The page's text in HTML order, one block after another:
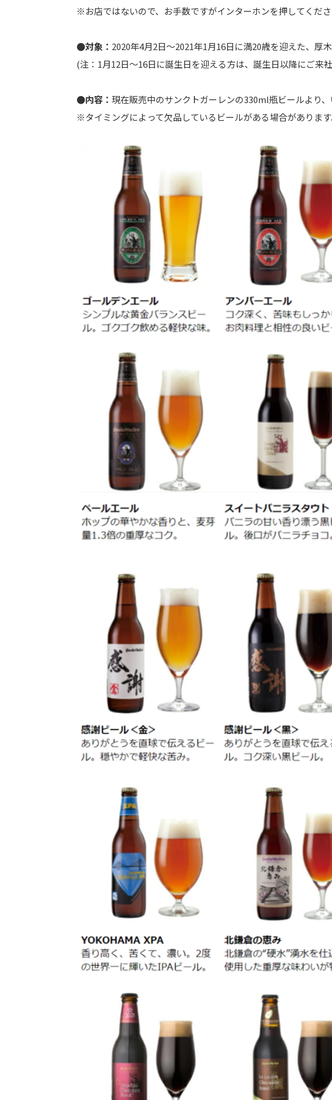
※お店ではないので、お手数ですがインターホンを押してくだ
●対象： 2020年4月2日〜2021年1月16日に満20歳を迎えた、厚
(注：1月12日〜16日に誕生日を迎える方は、誕生日以降にご来
●内容： 現在販売中のサンクトガーレンの330ml瓶ビールより
※タイミングによって欠品しているビールがある場合があります